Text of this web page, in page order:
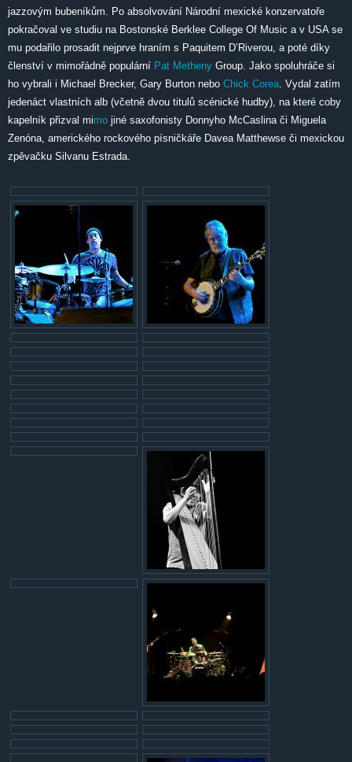
jazzovým bubeníkům. Po absolvování Národní mexické konzervatoře
pokračoval ve studiu na Bostonské Berklee College Of Music a v USA se
mu podařilo prosadit nejprve hraním s Paquitem D’Riverou, a poté díky
členství v mimořádně populární Pat Metheny Group. Jako spoluhráče si
ho vybrali i Michael Brecker, Gary Burton nebo Chick Corea . Vydal zatím
jedenáct vlastních alb (včetně dvou titulů scénické hudby), na které coby
kapelník přizval mimo jiné saxofonisty Donnyho McCaslina či Miguela
Zenóna, amerického rockového písničkáře Davea Matthewse či mexickou
zpěvačku Silvanu Estrada.